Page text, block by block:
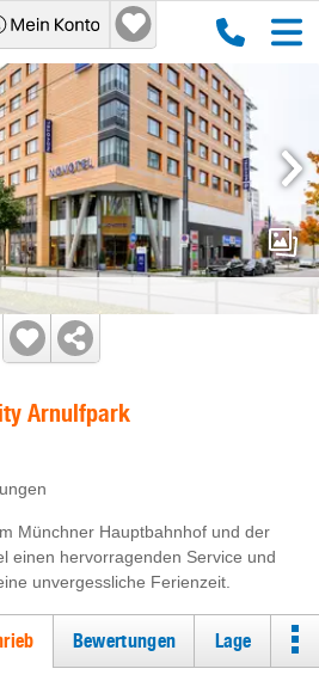
Arnulfpark
Münchner Hauptbahnhof und der
einen hervorragenden Service und
unvergessliche Ferienzeit.
Bewertungen Lage